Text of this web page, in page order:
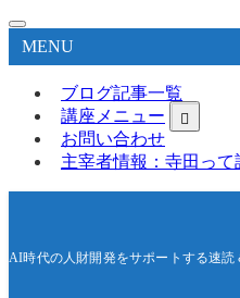
MENU
ブログ記事一覧
講座メニュー
お問い合わせ
主宰者情報：寺田って
AI時代の人財開発をサポートする速読